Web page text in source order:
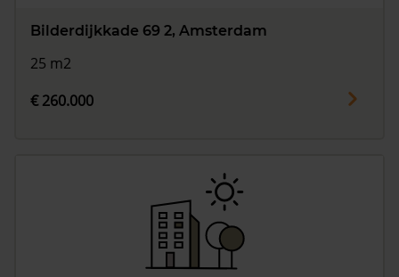
Bilderdijkkade 69 2, Amsterdam
25 m2
€ 260.000